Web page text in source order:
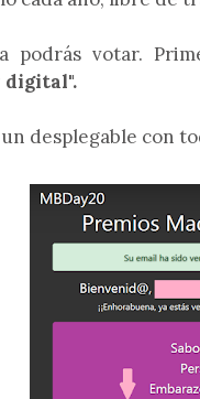
podrás votar.
digital".
desplegable con